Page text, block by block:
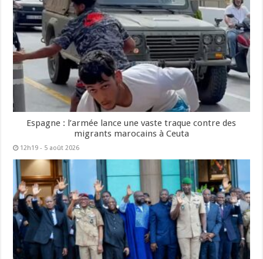
Espagne : l’armée lance une vaste traque contre des
migrants marocains à Ceuta
12h19 - 5 août 2026